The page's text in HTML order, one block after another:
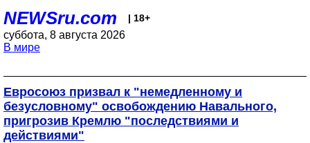
NEWSru.com | 18+
суббота, 8 августа 2026
В мире
Евросоюз призвал к "немедленному и
безусловному" освобождению Навального,
пригрозив Кремлю "последствиями и
действиями"